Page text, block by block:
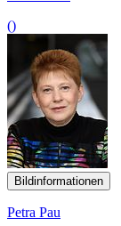
()
Bildinformationen
Petra Pau